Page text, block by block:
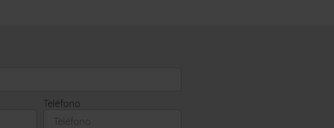
Teléfono